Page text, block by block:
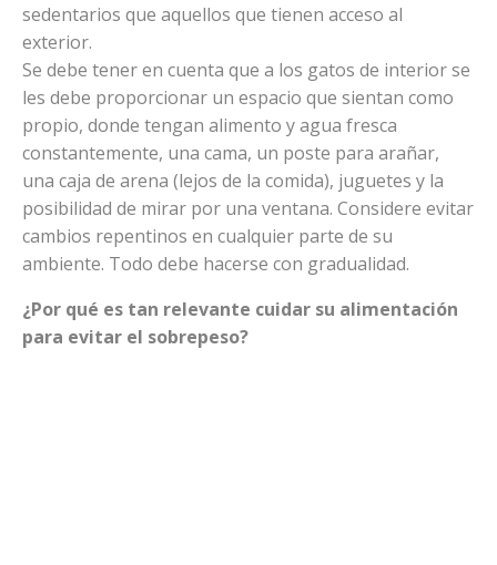
sedentarios que aquellos que tienen acceso al
exterior.
Se debe tener en cuenta que a los gatos de interior se
les debe proporcionar un espacio que sientan como
propio, donde tengan alimento y agua fresca
constantemente, una cama, un poste para arañar,
una caja de arena (lejos de la comida), juguetes y la
posibilidad de mirar por una ventana. Considere evitar
cambios repentinos en cualquier parte de su
ambiente. Todo debe hacerse con gradualidad.
¿Por qué es tan relevante cuidar su alimentación
para evitar el sobrepeso?